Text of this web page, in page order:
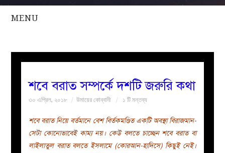
MENU
সকল
নারীদের
পাতা
শবে বরাত সম্পর্কে দশটি জরুরি কথা
৩০ এপ্রিল, ২০১৮ উমায়ের কোব্বাদী ১ টি মন্তব্য
শবে বরাত নিয়ে বর্তমানে বেশ বির্তকমণ্ডিত একটি অবস্থা বিরাজমান-
সেটা কোনোভাবেই কাম্য নয়। কেউ বলতে চাচ্ছেন শবে বরাত বা
লাইলাতুল বরাত বলতে ইসলামে (কোরআন-হাদিসে) কিছুই নেই।